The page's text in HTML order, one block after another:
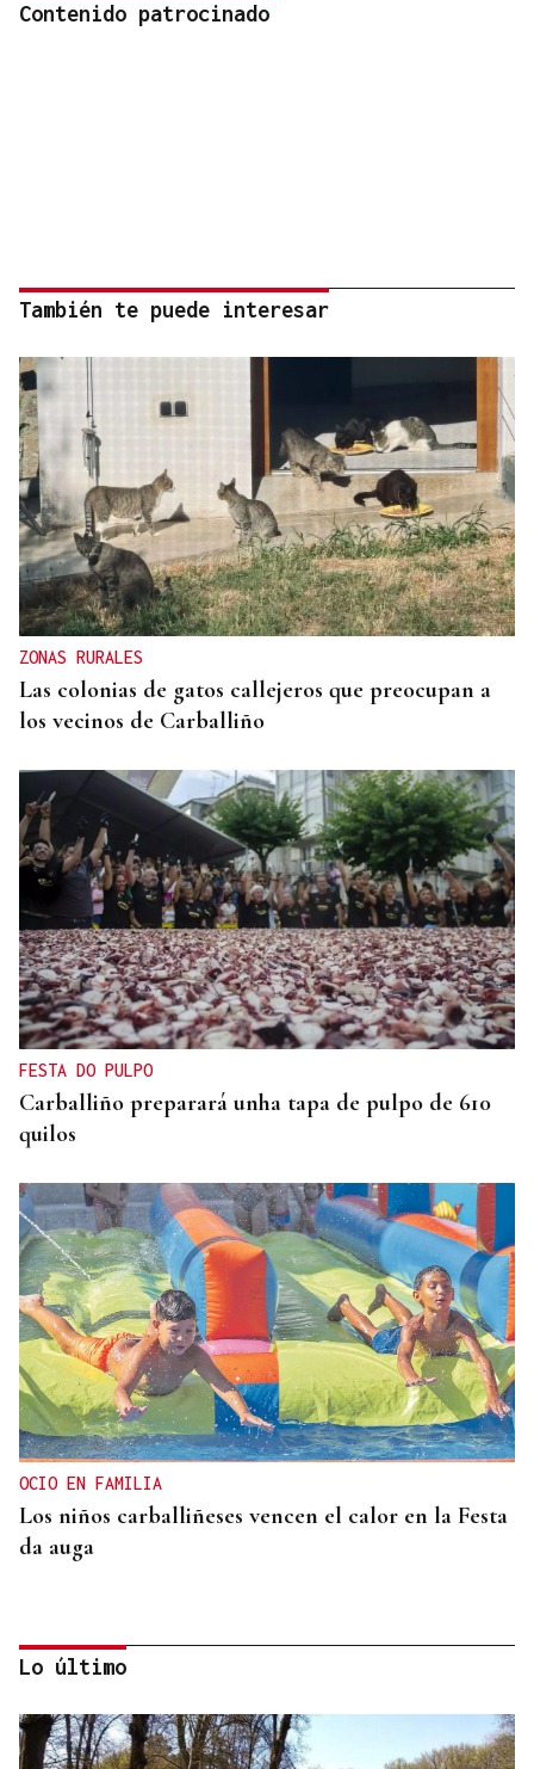
Contenido patrocinado
También te puede interesar
ZONAS RURALES
Las colonias de gatos callejeros que preocupan a
los vecinos de Carballiño
FESTA DO PULPO
Carballiño preparará unha tapa de pulpo de 610
quilos
OCIO EN FAMILIA
Los niños carballiñeses vencen el calor en la Festa
da auga
Lo último